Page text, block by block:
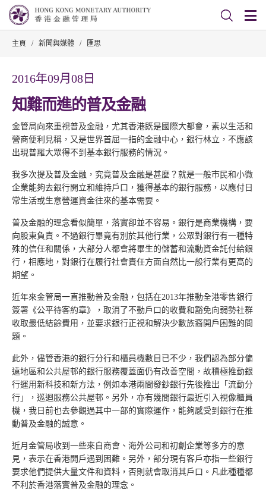
主頁 / 新聞與媒體 / 匯思
2016年09月08日
知難而進的普及金融
金管局向來重視普及金融，尤其香港既是國際大都會，素以生活和
營商便利見稱，又是世界首屈一指的金融中心，銀行林立，不應該
出現普羅大眾得不到基本銀行服務的情況。
我多次提及普及金融，究竟普及金融是甚麼？就是一般市民和小微
企業能夠去銀行開立和維持戶口，獲得基本的銀行服務，以應付日
常生活或生意營運資金往來的基本需要。
普及金融的理念看似簡單，落實卻並不容易。銀行是商業機構，要
向股東負責。不過銀行畢竟有別於其他行業，公眾對銀行有一種特
殊的信任和關係，大部分人都會將畢生的儲蓄和流動資金託付給銀
行，相應地，對銀行在履行社會責任方面自然比一般行業有更高的
期望。
近年來金管局一直推動普及金融，包括在2013年推動全港零售銀行
簽署《公平待客約章》，取消了不動戶口的收費和豁免向弱勢社群
收取最低結餘費用，並要求銀行正視和解決少數族裔開戶困難的問
題。
此外，儘管香港的銀行分行和櫃員機數目已不少，我們認為部分偏
遠地區和公共屋邨的銀行服務覆蓋面仍有改善空間，故積極推動銀
行運用新科技和新方法，例如本港兩間發鈔銀行先後推出「流動分
行」，巡迴服務公共屋邨。另外，亦有幾間銀行最近引入視像櫃員
機，我日前也去參觀過其中一部的實際運作，能夠感受到銀行在推
動普及金融的誠意。
近月金管局收到一些來自商會、海外公司和初創企業等多方的意
見，表示在香港開戶遇到困難。另外，部分現有客戶亦指一些銀行
要求他們提供大量文件和資料，否則就會取消其戶口。凡此種種都
不利於香港落實普及金融的理念。